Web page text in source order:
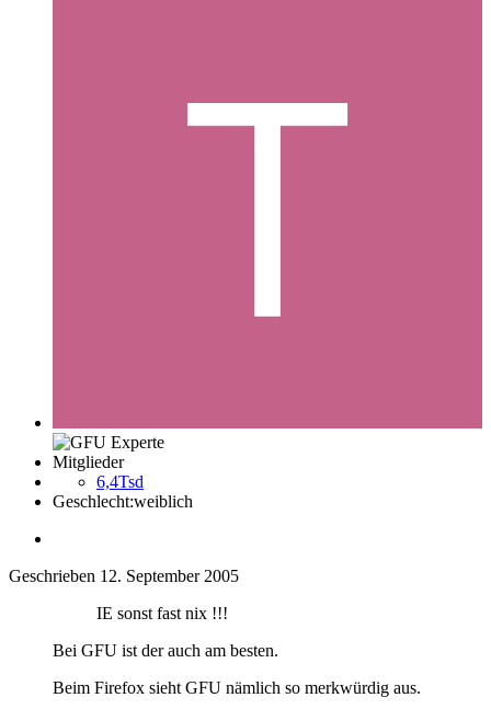
Mitglieder
6,4Tsd
Geschlecht:weiblich
Geschrieben 12. September 2005
IE sonst fast nix !!!
Bei GFU ist der auch am besten.
Beim Firefox sieht GFU nämlich so merkwürdig aus.